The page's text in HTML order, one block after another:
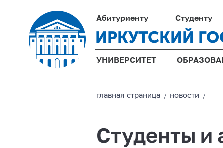
Абитуриенту Студенту
ИРКУТСКИЙ
УНИВЕРСИТЕТ
главная страницa / новости /
Студенты и